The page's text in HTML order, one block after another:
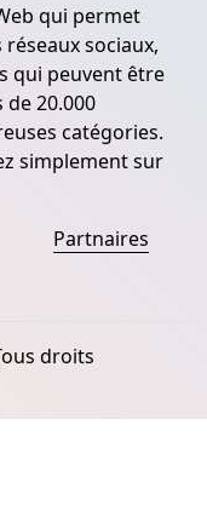
qui permet
sociaux,
qui peuvent être
20.000
catégories.
simplement sur
Partnaires
droits